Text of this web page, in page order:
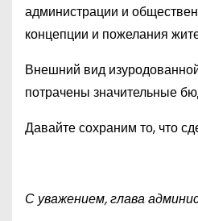
администрации и
концепции и пожелания
Внешний вид
потрачены значительные
Давайте сохраним то, что
С уважением, глава